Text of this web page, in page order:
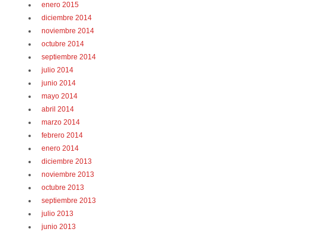
enero 2015
diciembre 2014
noviembre 2014
octubre 2014
septiembre 2014
julio 2014
junio 2014
mayo 2014
abril 2014
marzo 2014
febrero 2014
enero 2014
diciembre 2013
noviembre 2013
octubre 2013
septiembre 2013
julio 2013
junio 2013